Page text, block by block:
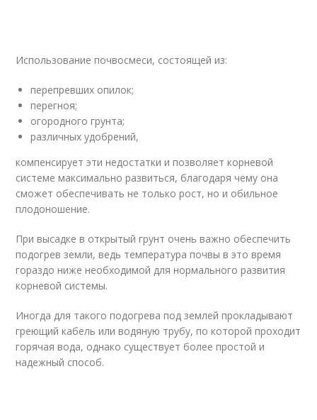
Использование почвосмеси, состоящей из:
перепревших опилок;
перегноя;
огородного грунта;
различных удобрений,
компенсирует эти недостатки и позволяет корневой
системе максимально развиться, благодаря чему она
сможет обеспечивать не только рост, но и обильное
плодоношение.
При высадке в открытый грунт очень важно обеспечить
подогрев земли, ведь температура почвы в это время
гораздо ниже необходимой для нормального развития
корневой системы.
Иногда для такого подогрева под землей прокладывают
греющий кабель или водяную трубу, по которой проходит
горячая вода, однако существует более простой и
надежный способ.